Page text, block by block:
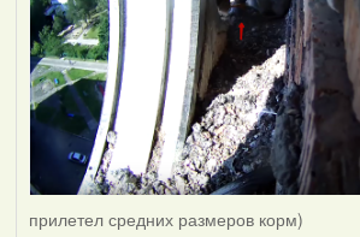
прилетел средних размеров корм)